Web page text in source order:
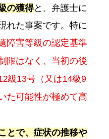
の獲得と、弁護士に
れた事案です。特に
障害等級の認定基準
限はなく、当初の後
級13号（又は14級9
た可能性が極めて高
とで、症状の推移や